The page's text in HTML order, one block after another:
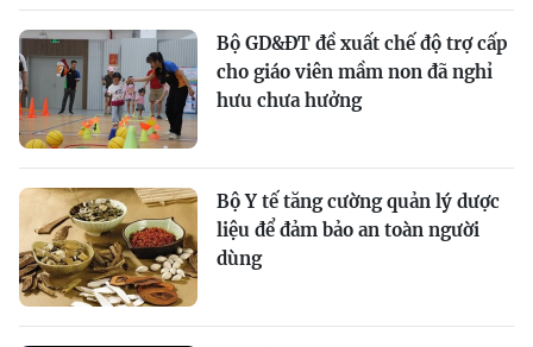
Bộ GD&ĐT đề xuất chế độ trợ cấp
cho giáo viên mầm non đã nghỉ
hưu chưa hưởng
Bộ Y tế tăng cường quản lý dược
liệu để đảm bảo an toàn người
dùng